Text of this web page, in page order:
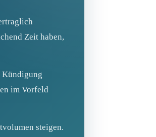
Zeit haben,
Kündigung
im Vorfeld
steigen.